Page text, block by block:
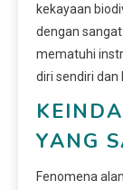
kekayaan
dengan sangat
mematuhi
diri sendiri dan
YANG
Fenomena